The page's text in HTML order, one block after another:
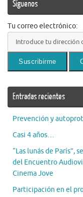
Síguenos
Tu correo electrónico:
Entradas recientes
Prevención y
Casi 4 años…
“Las lunás de París”,
del Encuentro
Cinema Jove
Participación en el